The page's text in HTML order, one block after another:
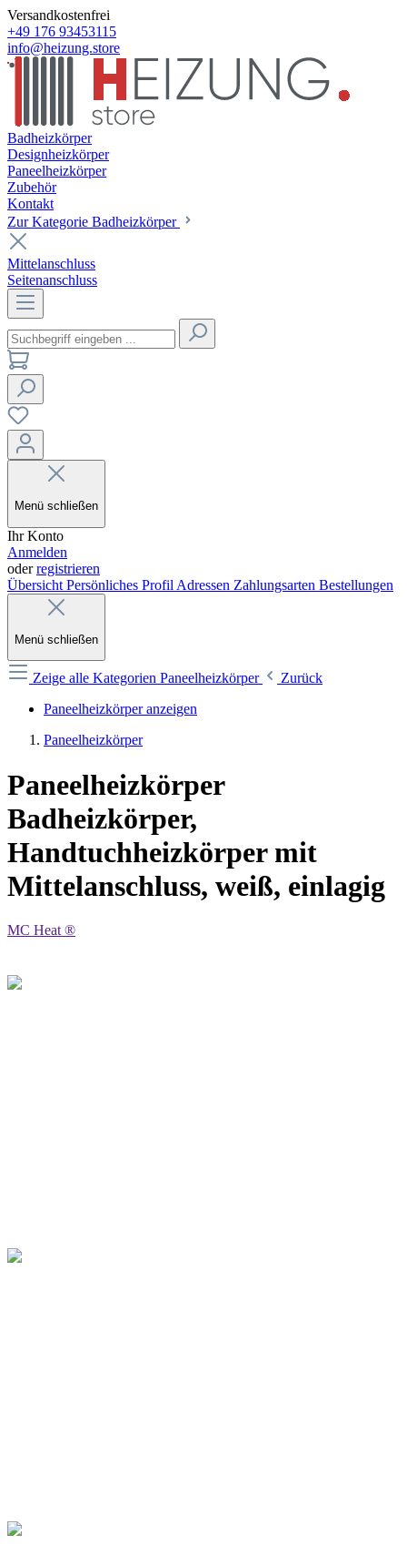
Versandkostenfrei
+49 176 93453115
info@heizung.store
Badheizkörper
Designheizkörper
Paneelheizkörper
Zubehör
Kontakt
Zur Kategorie Badheizkörper
Mittelanschluss
Seitenanschluss
Menü schließen
Ihr Konto
Anmelden
oderregistrieren
Übersicht Persönliches Profil Adressen Zahlungsarten Bestellungen
Menü schließen
Zeige alle Kategorien Paneelheizkörper
Zurück
Paneelheizkörper anzeigen
Paneelheizkörper
Paneelheizkörper
Badheizkörper,
Handtuchheizkörper mit
Mittelanschluss, weiß, einlagig
MC Heat ®